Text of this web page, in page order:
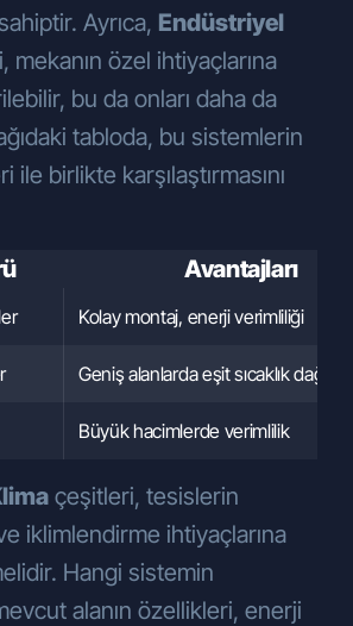
Ayrıca, Endüstriyel
mekanın özel ihtiyaçlarına
bu da onları daha da
tabloda, bu sistemlerin
birlikte karşılaştırmasını
Avantajları
Kolay montaj, enerji verimliliği
Geniş alanlarda eşit sıcaklık dağılımı
Büyük hacimlerde verimlilik
çeşitleri, tesislerin
iklimlendirme ihtiyaçlarına
Hangi sistemin
alanın özellikleri, enerji